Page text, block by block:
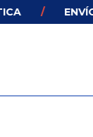
/ ENVÍO